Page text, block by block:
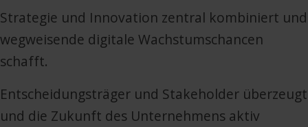
Strategie und Innovation zentral kombiniert und
wegweisende digitale Wachstumschancen
schafft.
Entscheidungsträger und Stakeholder überzeugt
und die Zukunft des Unternehmens aktiv